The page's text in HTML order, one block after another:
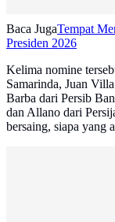
Baca JugaTempat
Presiden 2026
Kelima nomine
Samarinda, Juan
Barba dari Persib
dan Allano dari
bersaing, siapa yang